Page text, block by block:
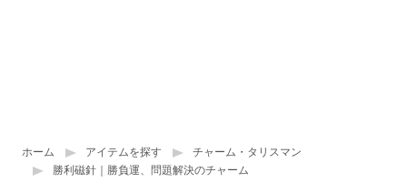
ホーム アイテムを探す
チャーム・タリスマン
勝利磁針｜勝負運、問題解決のチャーム